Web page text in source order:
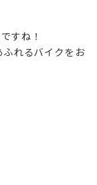
すね！
れるバイクをお